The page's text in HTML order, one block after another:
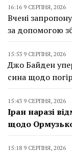
16:16 9 СЕРПНЯ, 2026
Вчені
за допомогою
15:53 9 СЕРПНЯ, 2026
Джо Байден
сина щодо
15:43 9 СЕРПНЯ, 2026
Іран наразі
щодо
15:18 9 СЕРПНЯ, 2026